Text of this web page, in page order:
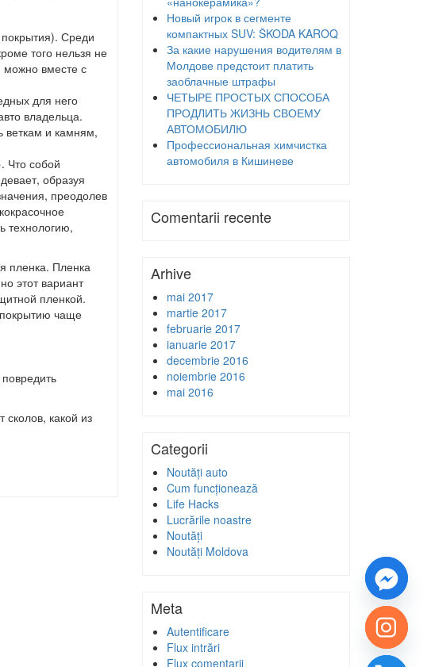
Среди
того нельзя не
вместе с
для него
владельца.
веткам и камням,
Что собой
образуя
преодолев
технологию,
пленка. Пленка
этот вариант
пленкой.
покрытию чаще
какой из
Новый игрок в сегменте
компактных SUV: ŠKODA KAROQ
За какие нарушения водителям в
Молдове предстоит платить
заоблачные штрафы
ЧЕТЫРЕ ПРОСТЫХ СПОСОБА
ПРОДЛИТЬ ЖИЗНЬ СВОЕМУ
АВТОМОБИЛЮ
Профессиональная химчистка
автомобиля в Кишиневе
Comentarii recente
Arhive
mai 2017
martie 2017
februarie 2017
ianuarie 2017
decembrie 2016
noiembrie 2016
mai 2016
Categorii
Noutăți auto
Cum funcționează
Life Hacks
Lucrările noastre
Noutăți
Noutăți Moldova
Meta
Autentificare
Flux intrări
Flux comentarii